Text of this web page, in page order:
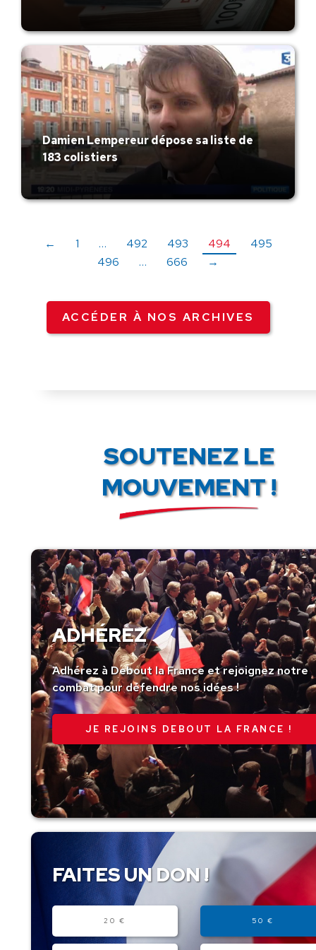
Damien Lempereur dépose sa liste de
183 colistiers
← 1 … 492 493 494
495
496
… 666 →
ACCÉDER À NOS ARCHIVES
SOUTENEZ LE
MOUVEMENT !
ADHÉREZ
Adhérez à Debout la France et rejoignez notre
combat pour défendre nos idées !
JE REJOINS DEBOUT LA FRANCE !
FAITES UN DON !
20 € 50 €